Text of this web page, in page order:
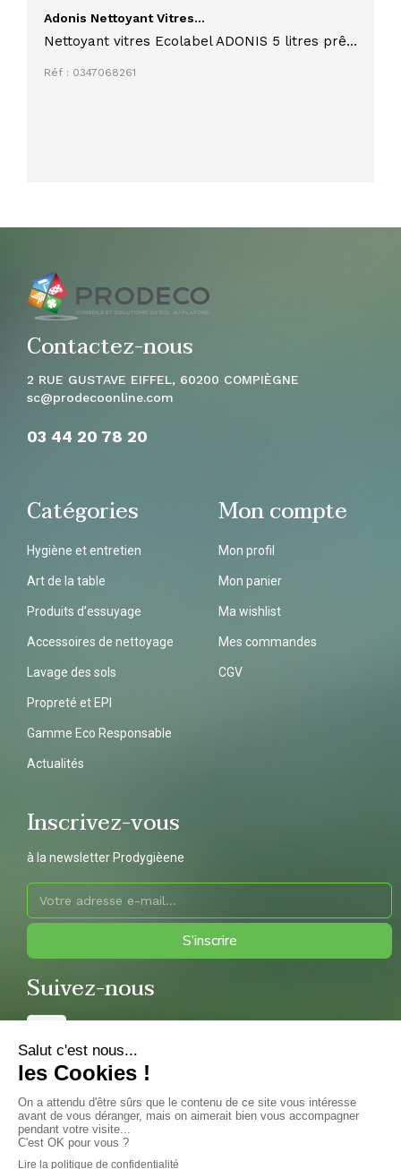
Adonis Nettoyant Vitres...
Nettoyant vitres Ecolabel ADONIS 5 litres prêt
Réf : 0347068261
Contactez-nous
2 RUE GUSTAVE EIFFEL, 60200 COMPIÈGNE
sc@prodecoonline.com
03 44 20 78 20
Catégories
Hygiène et entretien
Art de la table
Produits d’essuyage
Accessoires de nettoyage
Lavage des sols
Propreté et EPI
Gamme Eco Responsable
Actualités
Mon compte
Mon profil
Mon panier
Ma wishlist
Mes commandes
CGV
Inscrivez-vous
à la newsletter Prodygièene
S’inscrire
Suivez-nous
Copyright 2022 © Prodeco – Réalisation et hébergement par